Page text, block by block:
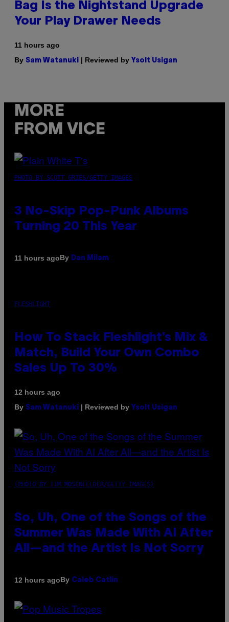
Bag Is the Nightstand Upgrade
Your Play Drawer Needs
11 hours ago
By Sam Watanuki | Reviewed by Ysolt Usigan
MORE
FROM VICE
PHOTO BY SCOTT GRIES/GETTY IMAGES
3 No-Skip Pop-Punk Albums
Turning 20 This Year
11 hours agoBy Dan Milam
FLESHLIGHT
How To Stack Fleshlight’s Mix &
Match, Build Your Own Combo
Sales Up To 30%
12 hours ago
By Sam Watanuki | Reviewed by Ysolt Usigan
(PHOTO BY TIM MOSENFELDER/GETTY IMAGES)
So, Uh, One of the Songs of the
Summer Was Made With AI After
All—and the Artist Is Not Sorry
12 hours agoBy Caleb Catlin